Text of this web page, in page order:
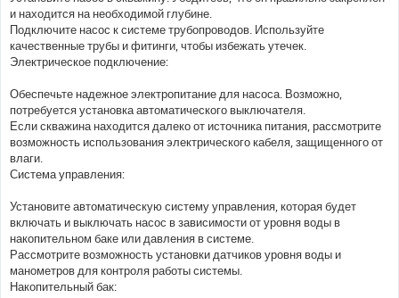
и находится на необходимой глубине.
Подключите насос к системе трубопроводов. Используйте
качественные трубы и фитинги, чтобы избежать утечек.
Электрическое подключение:
Обеспечьте надежное электропитание для насоса. Возможно,
потребуется установка автоматического выключателя.
Если скважина находится далеко от источника питания, рассмотрите
возможность использования электрического кабеля, защищенного от
влаги.
Система управления:
Установите автоматическую систему управления, которая будет
включать и выключать насос в зависимости от уровня воды в
накопительном баке или давления в системе.
Рассмотрите возможность установки датчиков уровня воды и
манометров для контроля работы системы.
Накопительный бак: